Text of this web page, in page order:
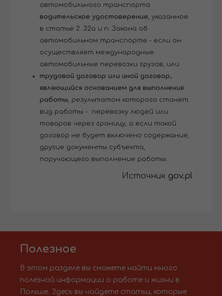
автомобильного транспорта
водительское удостоверение , указанное
в статье 2. 32а и п. Закона об
автомобильном транспорте - если он
осуществляет международные
автомобильные перевозки грузов, или
трудовой договор или иной договор,
являющийся основанием для выполнения
работы , результатом которого станет
вид работы - перевозку людей или
товаров через границу, а если такой
договор не будет включено содержание,
другие документы субъекта,
поручающего выполнение работы.
Источник gov.pl
Полезное
В этом разделе вы сможете найти много
полезной информации о работе и жизни в
Польше. Здесь вы найдете статьи, которые